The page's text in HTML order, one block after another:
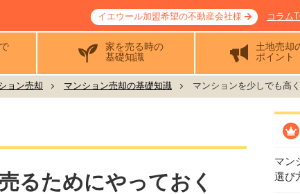
イエウール加盟希望の不動産会社様 コラム
家を売る時の
基礎知識
土地売却
ポイント
ョン売却 マンション売却の基礎知識 マンションを少しでも高
るためにやっておく
マン
選び